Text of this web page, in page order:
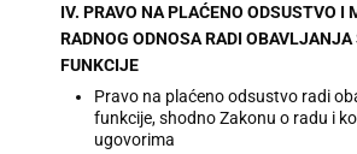
IV. PRAVO NA PLAĆENO ODSUSTVO I
RADNOG ODNOSA RADI
FUNKCIJE
Pravo na plaćeno odsustvo radi
funkcije, shodno Zakonu o radu i
ugovorima